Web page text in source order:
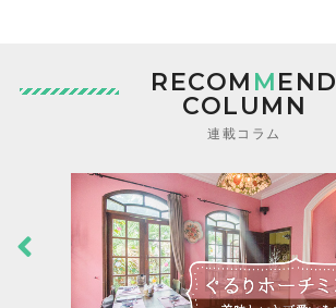
RECOM MEND
COLUMN
連載コラム